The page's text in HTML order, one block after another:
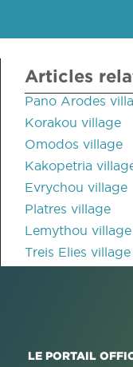
Articles
Pano Arodes
Korakou village
Omodos village
Kakopetria
Evrychou village
Platres village
Lemythou village
Treis Elies village
LE PORTAIL